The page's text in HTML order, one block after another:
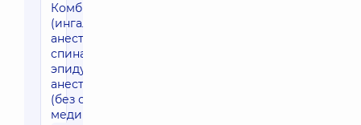
Комбинированная
(ингаляционная
анестезия +
спинальная /
эпидуральная)
анестезия 2 часа
(без стоимости
медикаментов)